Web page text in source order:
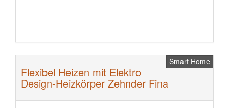
Smart Home
Flexibel Heizen mit Elektro
Design-Heizkörper Zehnder Fina